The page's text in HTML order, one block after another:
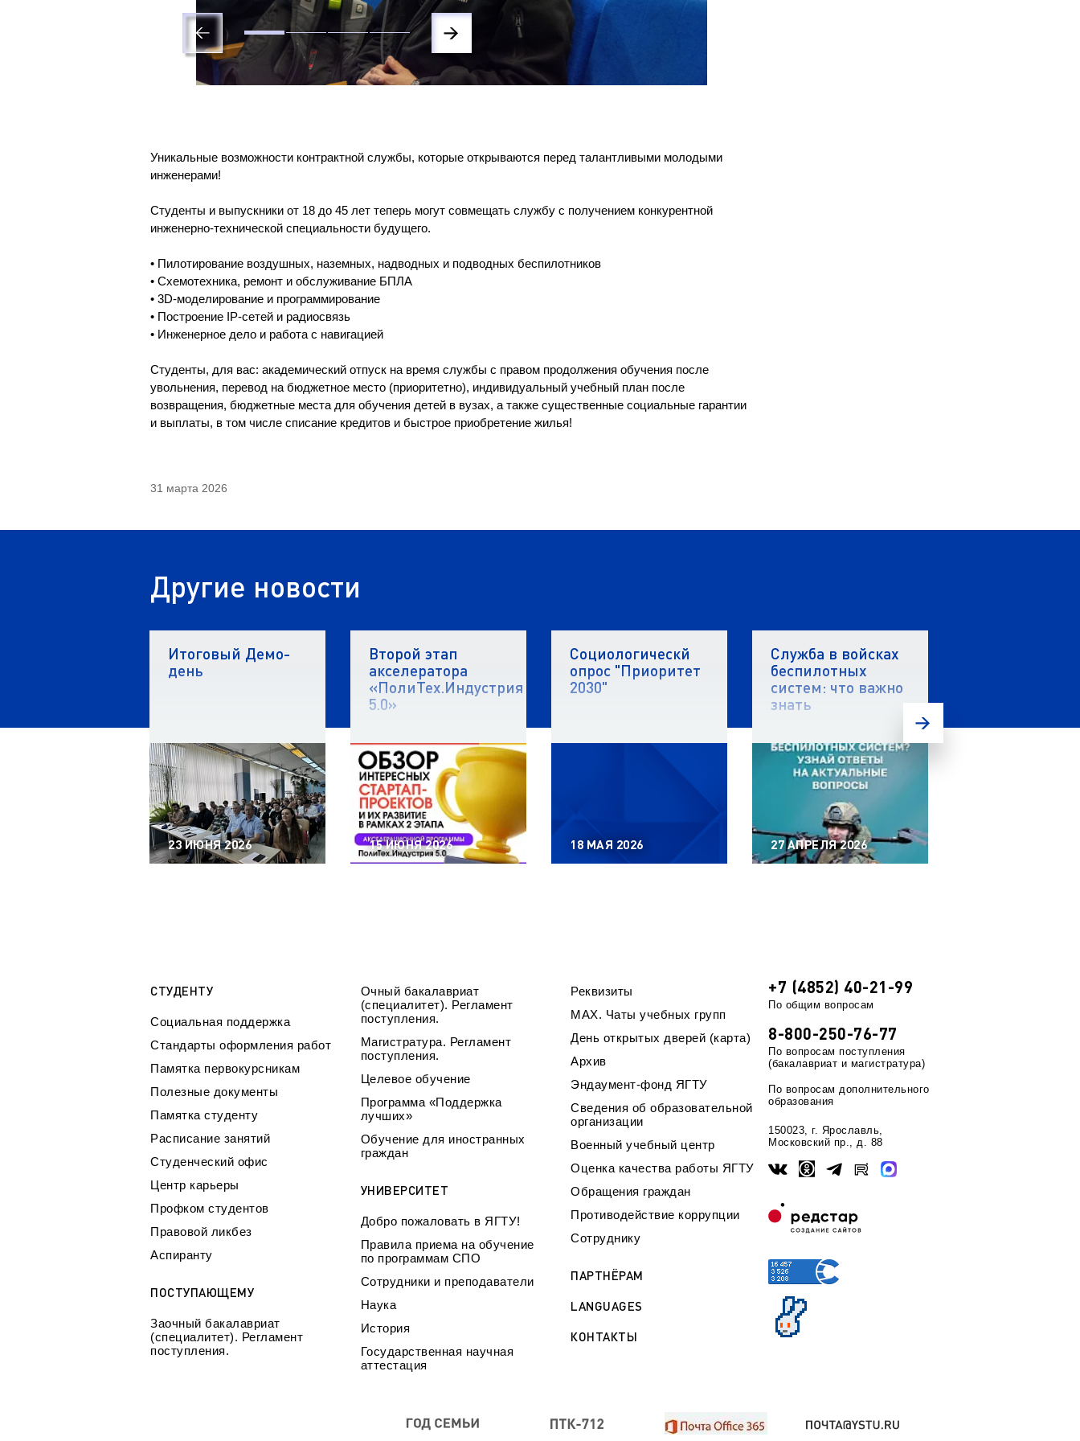
Уникальные возможности контрактной службы, которые открываются перед талантливыми молодыми
инженерами!
Студенты и выпускники от 18 до 45 лет теперь могут совмещать службу с получением конкурентной
инженерно-технической специальности будущего.
• Пилотирование воздушных, наземных, надводных и подводных беспилотников
• Схемотехника, ремонт и обслуживание БПЛА
• 3D-моделирование и программирование
• Построение IP-сетей и радиосвязь
• Инженерное дело и работа с навигацией
Студенты, для вас: академический отпуск на время службы с правом продолжения обучения после
увольнения, перевод на бюджетное место (приоритетно), индивидуальный учебный план после
возвращения, бюджетные места для обучения детей в вузах, а также существенные социальные гарантии
и выплаты, в том числе списание кредитов и быстрое приобретение жилья!
31 марта 2026
Другие новости
Итоговый Демо-
день
23 ИЮНЯ 2026
Второй этап
акселератора
«ПолиТех.Индустрия
5.0»
15 ИЮНЯ 2026
Социологическй
опрос "Приоритет
2030"
18 МАЯ 2026
Служба в войсках
беспилотных
систем: что важно
знать
27 АПРЕЛЯ 2026
СТУДЕНТУ
Социальная поддержка
Стандарты оформления работ
Памятка первокурсникам
Полезные документы
Памятка студенту
Расписание занятий
Студенческий офис
Центр карьеры
Профком студентов
Правовой ликбез
Аспиранту
ПОСТУПАЮЩЕМУ
Заочный бакалавриат
(специалитет). Регламент
поступления.
Очный бакалавриат
(специалитет). Регламент
поступления.
Магистратура. Регламент
поступления.
Целевое обучение
Программа «Поддержка
лучших»
Обучение для иностранных
граждан
УНИВЕРСИТЕТ
Добро пожаловать в ЯГТУ!
Правила приема на обучение
по программам СПО
Сотрудники и преподаватели
Наука
История
Государственная научная
аттестация
Реквизиты
МАХ. Чаты учебных групп
День открытых дверей (карта)
Архив
Эндаумент-фонд ЯГТУ
Сведения об образовательной
организации
Военный учебный центр
Оценка качества работы ЯГТУ
Обращения граждан
Противодействие коррупции
Сотруднику
ПАРТНЁРАМ
LANGUAGES
КОНТАКТЫ
+7 (4852) 40-21-99
По общим вопросам
8-800-250-76-77
По вопросам поступления
(бакалавриат и магистратура)
По вопросам дополнительного
образования
150023, г. Ярославль,
Московский пр., д. 88